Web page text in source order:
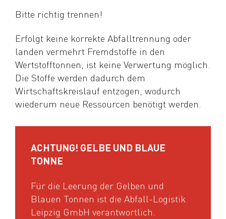
Bitte richtig trennen!
Erfolgt keine korrekte Abfalltrennung oder
landen vermehrt Fremdstoffe in den
Wertstofftonnen, ist keine Verwertung möglich.
Die Stoffe werden dadurch dem
Wirtschaftskreislauf entzogen, wodurch
wiederum neue Ressourcen benötigt werden.
ACHTUNG! GELBE UND BLAUE
TONNE
Für die Leerung der Gelben und
Blauen Tonnen ist die Abfall-Logistik
Leipzig GmbH verantwortlich.